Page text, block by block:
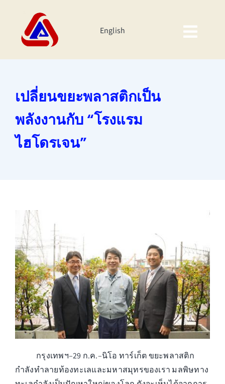
content
เกี่ยวกับเรา
ผลิตภัณฑ์
นักลงทุนสัมพันธ์
สาระน่ารู้
ร่วมงานกับเรา
ติดต่อเรา
English
เปลี่ยนขยะพลาสติกเป็น
พลังงานกับ “โรงแรม
ไฮโดรเจน”
กรุงเทพฯ–29 ก.ค.–นิโอ ทาร์เก็ต ขยะพลาสติก
กำลังทำลายท้องทะเลและมหาสมุทรของเรา มลพิษทาง